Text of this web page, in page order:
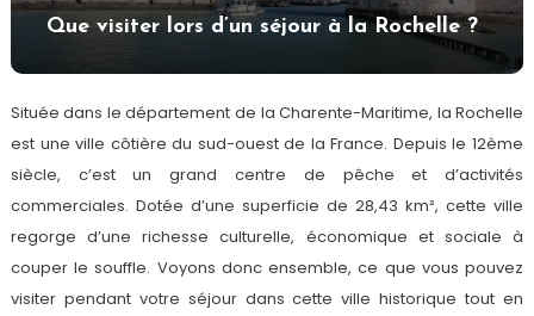
Que visiter lors d’un séjour à la Rochelle ?
Située dans le département de la Charente-Maritime, la Rochelle
est une ville côtière du sud-ouest de la France. Depuis le 12ème
siècle, c’est un grand centre de pêche et d’activités
commerciales. Dotée d’une superficie de 28,43 km², cette ville
regorge d’une richesse culturelle, économique et sociale à
couper le souffle. Voyons donc ensemble, ce que vous pouvez
visiter pendant votre séjour dans cette ville historique tout en